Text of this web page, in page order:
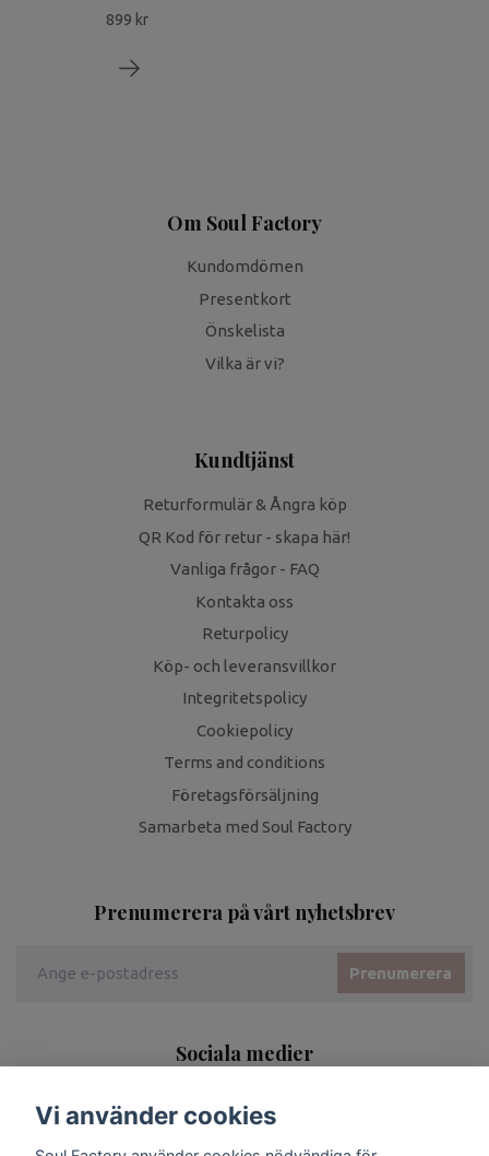
899 kr
Om Soul Factory
Kundomdömen
Presentkort
Önskelista
Vilka är vi?
Kundtjänst
Returformulär & Ångra köp
QR Kod för retur - skapa här!
Vanliga frågor - FAQ
Kontakta oss
Returpolicy
Köp- och leveransvillkor
Integritetspolicy
Cookiepolicy
Terms and conditions
Företagsförsäljning
Samarbeta med Soul Factory
Prenumerera på vårt nyhetsbrev
Prenumerera
Sociala medier
Vi använder cookies